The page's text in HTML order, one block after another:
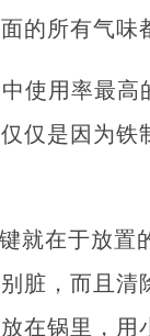
的所有气味
使用率最高
仅是因为铁
就在于放置
脏，而且清
在锅里，用